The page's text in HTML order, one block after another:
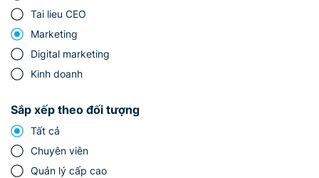
Tai lieu CEO
Marketing
Digital marketing
Kinh doanh
Sắp xếp theo đối tượng
Tất cả
Chuyên viên
Quản lý cấp cao